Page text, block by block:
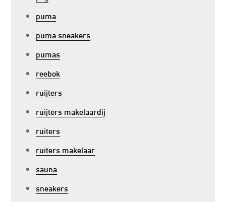
puma
puma sneakers
pumas
reebok
ruijters
ruijters makelaardij
ruiters
ruiters makelaar
sauna
sneakers